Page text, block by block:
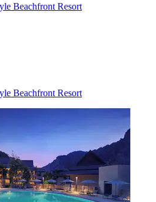
Beachfront Resort
Beachfront Resort